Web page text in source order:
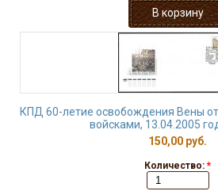
КПД 60-летие освобождения Вены
войсками, 13.04.2005
150,00 руб.
Количество: *